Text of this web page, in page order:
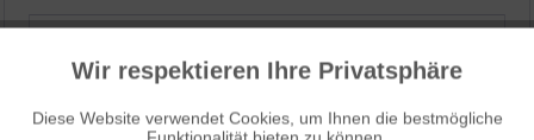
Funktionale Aktiv
Wir respektieren Ihre Privatsphäre
Diese Website verwendet Cookies, um Ihnen die bestmögliche